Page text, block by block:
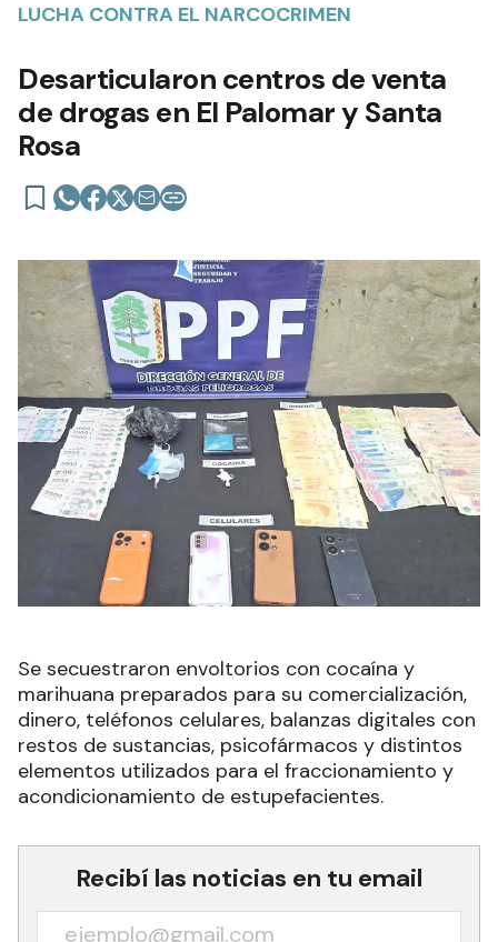
LUCHA CONTRA EL NARCOCRIMEN
Desarticularon centros de venta
de drogas en El Palomar y Santa
Rosa
Se secuestraron envoltorios con cocaína y
marihuana preparados para su comercialización,
dinero, teléfonos celulares, balanzas digitales con
restos de sustancias, psicofármacos y distintos
elementos utilizados para el fraccionamiento y
acondicionamiento de estupefacientes.
Recibí las noticias en tu email